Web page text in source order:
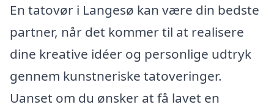
En tatovør i Langesø kan være din bedste
partner, når det kommer til at realisere
dine kreative idéer og personlige udtryk
gennem kunstneriske tatoveringer.
Uanset om du ønsker at få lavet en